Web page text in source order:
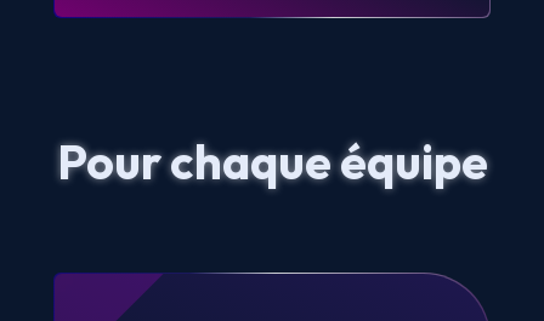
Pour chaque équipe